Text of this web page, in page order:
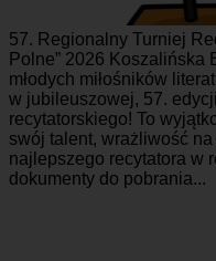
57. Regionalny Turniej
Polne” 2026
młodych miłośników
w jubileuszowej, 57.
recytatorskiego! To
swój talent, wrażliwość
najlepszego recytatora w
dokumenty do pobrania...